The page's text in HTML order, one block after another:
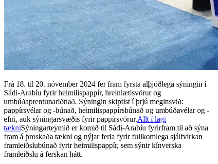
Frá 18. til 20. nóvember 2024 fer fram fyrsta alþjóðlega sýningin í
Sádi-Arabíu fyrir heimilispappír, hreinlætisvörur og
umbúðaprentunariðnað. Sýningin skiptist í þrjú meginsvið:
pappírsvélar og -búnað, heimilispappírsbúnað og umbúðavélar og -
efni, auk sýningarsvæðis fyrir pappírsvörur.Allt í lagi
tækniSýningarteymið er komið til Sádi-Arabíu fyrirfram til að sýna
fram á þroskaða tækni og nýjar ferla fyrir fullkomlega sjálfvirkan
framleiðslubúnað fyrir heimilispappír, sem sýnir kínverska
framleiðslu á ferskan hátt.